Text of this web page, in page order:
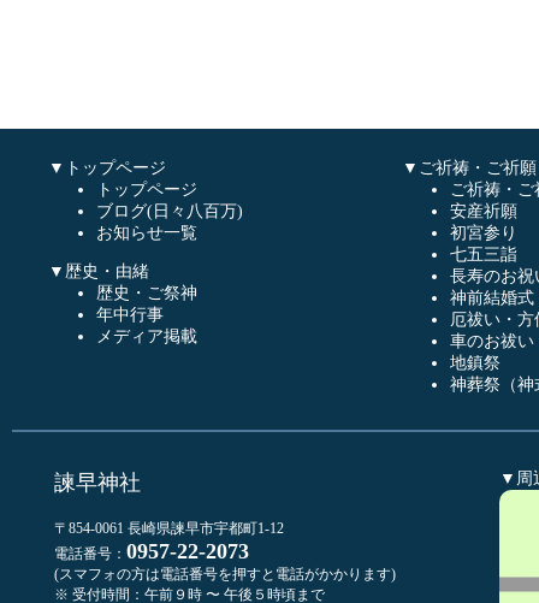
▼トップページ
トップページ
ブログ(日々八百万)
お知らせ一覧
▼歴史・由緒
歴史・ご祭神
年中行事
メディア掲載
▼ご祈祷・ご祈願
ご祈祷・
安産祈願
初宮参り
七五三詣
長寿のお祝
神前結婚式
厄祓い・方
車のお祓い
地鎮祭
神葬祭（神
諫早神社
〒854-0061 長崎県諫早市宇都町1-12
電話番号： 0957-22-2073
(スマフォの方は電話番号を押すと電話がかかります)
※ 受付時間：午前９時 〜 午後５時頃まで
▼周